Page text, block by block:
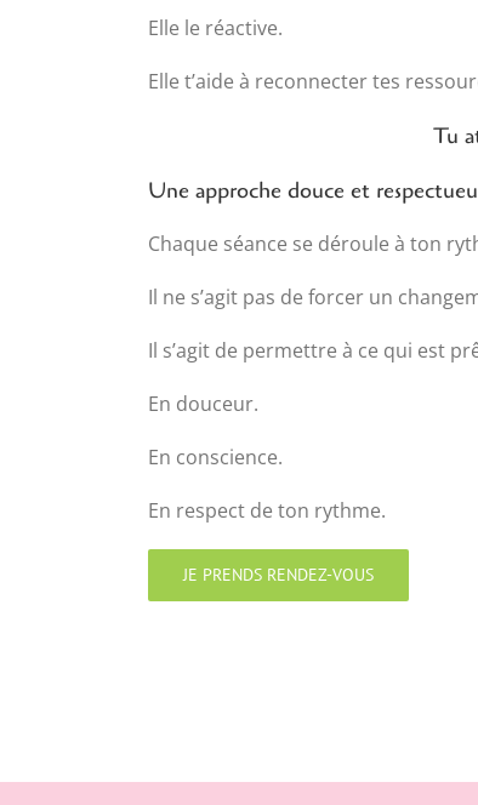
Elle le réactive.
Elle t’aide à reconnecter tes
Tu
Une approche douce et
Chaque séance se déroule à ton
Il ne s’agit pas de forcer un
Il s’agit de permettre à ce qui est
En douceur.
En conscience.
En respect de ton rythme.
JE PRENDS RENDEZ-VOUS